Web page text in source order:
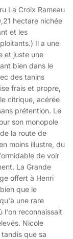
La Croix Rameau
hectare nichée
et les
Il a une
et juste une
bien dans le
des tanins
frais et propre,
citrique, acérée
prétention. Le
son monopole
la route de
moins illustre, du
de voir
La Grande
offert à Henri
que le
une rare
l'on reconnaissait
Nicole
que sa